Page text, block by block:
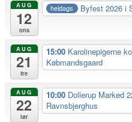
AUG
12
ons
heldags Byfest 2026 i
AUG
21
fre
15:00 Karolinepigerne
Købmandsgaard
AUG
22
lør
10:00 Dollerup Marked
Ravnsbjerghus